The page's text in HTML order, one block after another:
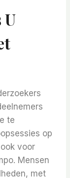
U
te
op
voor
Mensen
met